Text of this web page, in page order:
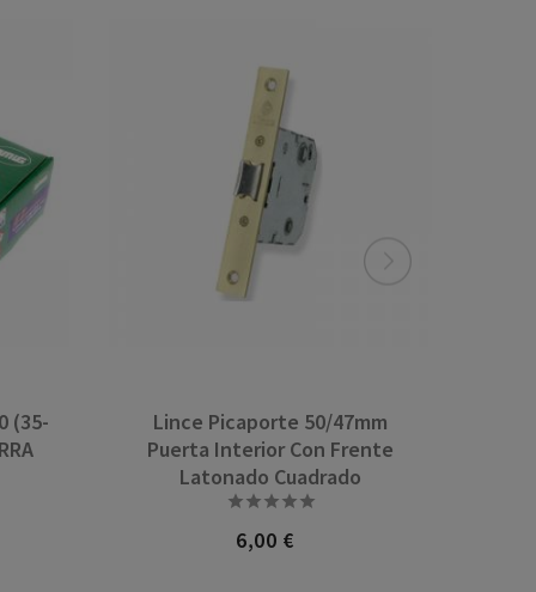
(35-
Lince Picaporte 50/47mm
Puerta Interior Con Frente
Latonado Cuadrado

Precio
6,00 €